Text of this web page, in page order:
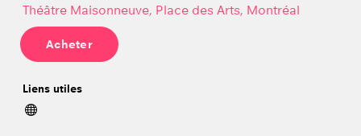
Théâtre Maisonneuve, Place des Arts, Montréal
Acheter
Liens utiles